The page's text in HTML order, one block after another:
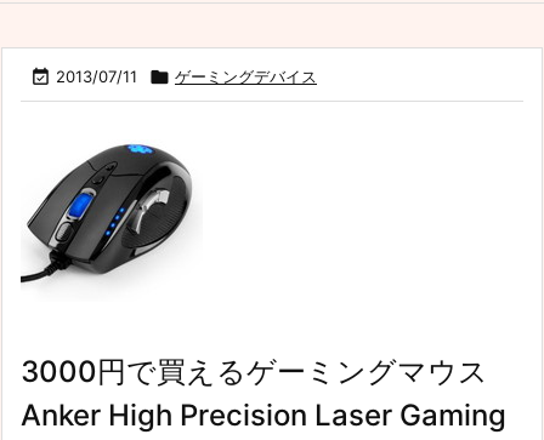
 2013/07/11  ゲーミングデバイス
3000円で買えるゲーミングマウス
Anker High Precision Laser Gaming